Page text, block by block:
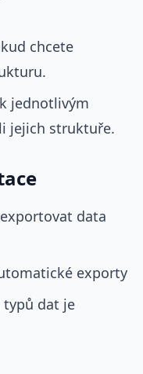
chcete
k jednotlivým
jejich struktuře.
data
exporty
dat je